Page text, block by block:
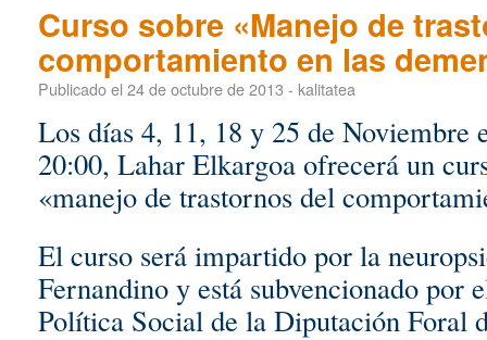
Curso sobre «Manejo de
comportamiento en las
Publicado el 24 de octubre de 2013 - kalitatea
Los días 4, 11, 18 y 25 de Noviembre
20:00, Lahar Elkargoa ofrecerá un
«manejo de trastornos del
El curso será impartido por la
Fernandino y está subvencionado por
Política Social de la Diputación Foral